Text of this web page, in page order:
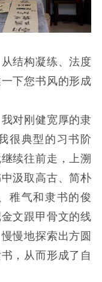
结构凝练、法度
下您书风的形成
对刚健宽厚的隶
很典型的习书阶
续往前走，上溯
汲取高古、简朴
稚气和隶书的俊
文跟甲骨文的线
慢地探索出方圆
，从而形成了自